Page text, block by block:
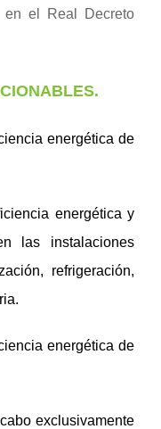
en el Real Decreto
.
energética de
energética y
las instalaciones
refrigeración,
energética de
exclusivamente